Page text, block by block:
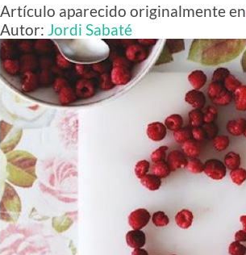
Artículo aparecido originalmente en
Autor: Jordi Sabaté